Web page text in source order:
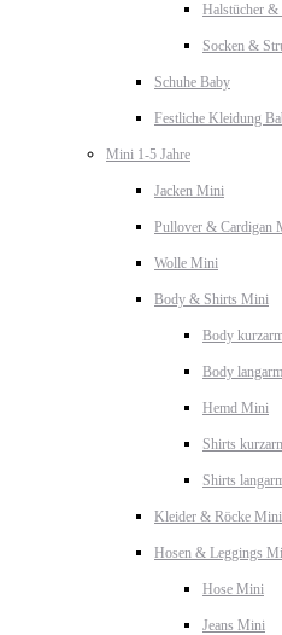
Halstücher &
Socken &
Schuhe Baby
Festliche Kleidung
Mini 1-5 Jahre
Jacken Mini
Pullover & Cardigan
Wolle Mini
Body & Shirts Mini
Body
Body
Hemd Mini
Shirts
Shirts
Kleider & Röcke Mini
Hosen & Leggings
Hose Mini
Jeans Mini